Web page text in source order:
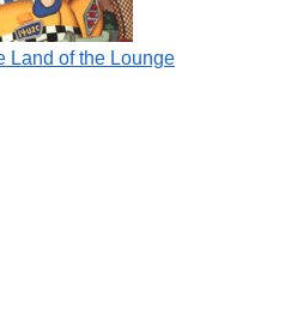
Land of the Lounge